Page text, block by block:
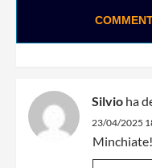
Silvio ha
23/04/2025
Minchiate!